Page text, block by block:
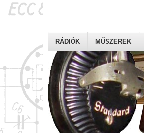
RÁDIÓK MŰSZEREK